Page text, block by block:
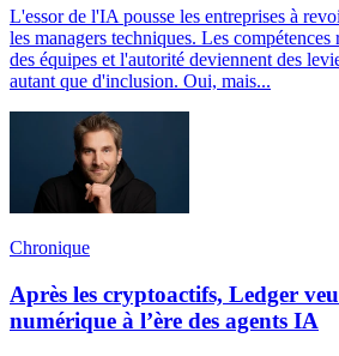
L'essor de l'IA pousse les entreprises à
les managers techniques. Les
des équipes et l'autorité deviennent des
autant que d'inclusion. Oui, mais...
Chronique
Après les cryptoactifs, Ledger
numérique à l’ère des agents IA